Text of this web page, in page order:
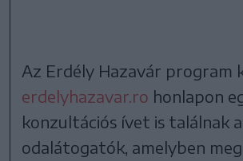
Az Erdély Hazavár program
erdelyhazavar.ro honlapon
konzultációs ívet is találnak
odalátogatók, amelyben